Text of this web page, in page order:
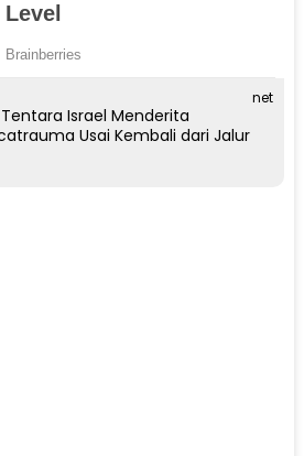
net
Israel Menderita
Usai Kembali dari Jalur